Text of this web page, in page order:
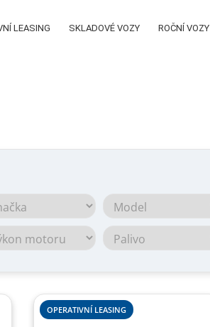
LEASING SKLADOVÉ VOZY ROČNÍ VOZY
OPERATIVNÍ LEASING